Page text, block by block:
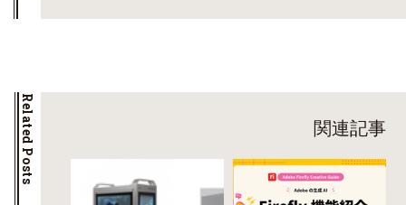
Related Posts 関連記事